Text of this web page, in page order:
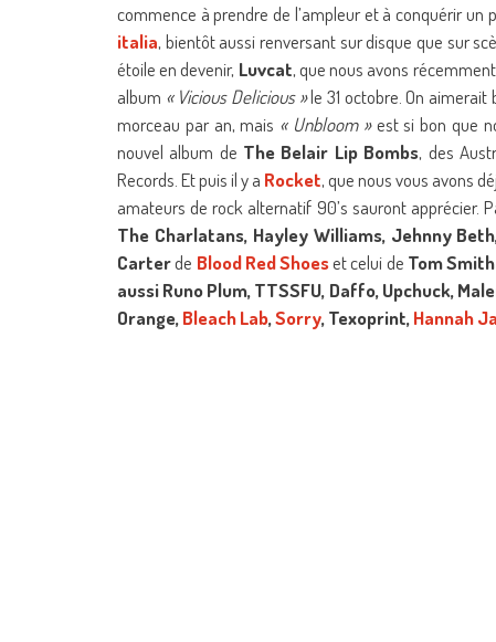
commence à prendre de l’ampleur et à conquérir un
italia, bientôt aussi renversant sur disque que sur
étoile en devenir, Luvcat, que nous avons
album « Vicious Delicious »le 31 octobre. On aimerait
morceau par an, mais « Unbloom »est si bon que
nouvel album de The Belair Lip Bombs, des
Records. Et puis il y a Rocket, que nous vous avons
amateurs de rock alternatif 90’s sauront apprécier.
The Charlatans, Hayley Williams, Jehnny
Carterde Blood Red Shoeset celui de Tom Smith
aussi Runo Plum, TTSSFU, Daffo, Upchuck,
Orange, Bleach Lab,Sorry, Texoprint, Hannah